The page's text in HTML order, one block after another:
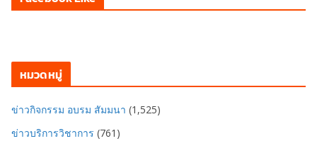
หมวดหมู่
ข่าวกิจกรรม อบรม สัมมนา (1,525)
ข่าวบริการวิชาการ (761)